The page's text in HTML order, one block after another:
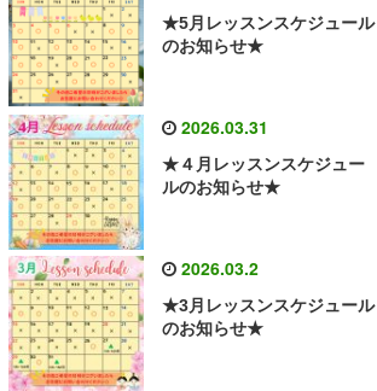
★5月レッスンスケジュール
のお知らせ★
2026.03.31
★４月レッスンスケジュー
ルのお知らせ★
2026.03.2
★3月レッスンスケジュール
のお知らせ★